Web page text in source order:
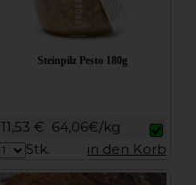
Steinpilz Pesto 180g
11,53 € 64,06€/kg
Stk.
in den Korb